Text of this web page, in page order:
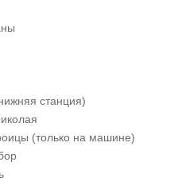
станция)
(только на машине)